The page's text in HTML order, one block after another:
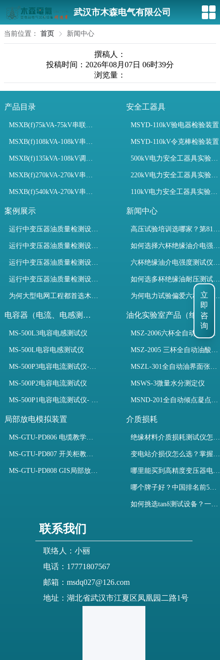
武汉市木森电气有限公司
当前位置： 首页 新闻中心
撰稿人：
投稿时间：2026年08月07日 06时39分
浏览量：
产品目录
MSXB(f)75kVA-75kV串联谐振装置
MSXB(f)108kVA-108kV串联谐振试验装置
MSXB(f)135kVA-108kV调频串联谐振试验装置
MSXB(f)270kVA-270kV串联谐振
MSXB(f)540kVA-270kV串联谐振试验装置
安全工器具
MSYD-110kV验电器检验装置
MSYD-110kV令克棒检验装置
500kV电力安全工器具实验室配置
220kV电力安全工器具实验室配置
110kV电力安全工器具实验室配置
案例展示
运行中变压器油质量检测设备有哪些优势？
运行中变压器油质量检测设备如何维护？
运行中变压器油质量检测设备包括哪些？
运行中变压器油质量检测设备如何选型？
为何大型电网工程都首选木森电气成套电力测试设备？
新闻中心
高压试验培训选哪家？第81期高电压试验技术培训班圆满收官！
如何选择六杯绝缘油介电强度测试仪提升变压器油检测效率？
六杯绝缘油介电强度测试仪如何选？规程与高效设备解析
如何选多杯绝缘油耐压测试仪？检测标准与选型推荐
为何电力试验偏爱六杯绝缘油介电强度测试仪？设备推荐
电容器（电流、电感测试）
MS-500L3电容电感测试仪
MS-500L电容电感测试仪
MS-500P3电容电流测试仪-3PT、两种4PT、1PT连接方式
MS-500P2电容电流测试仪
MS-500P1电容电流测试仪- 支持3PT、4PT、1PT
油化实验室产品（绝缘油）
MSZ-2006六杯全自动油酸值测定仪
MSZ-2005 三杯全自动油酸值测定仪
MSZL-301全自动油界面张力仪
MSWS-3微量水分测定仪
MSND-201全自动倾点凝点测试仪
局部放电模拟装置
MS-GTU-PD806 电缆教学用局部放电模拟装置
MS-GTU-PD807 开关柜教学用局部放电模拟装置
MS-GTU-PD808 GIS局部放电模拟系统
介质损耗
绝缘材料介质损耗测试仪怎么选？看木森电气B端定制如何升级测试效率
变电站介损仪怎么选？掌握采购要点-木森电气
哪里能买到高精度变压器电容量及介损测试仪？快速解决选型难题
哪个牌子好？中国排名前5介质损耗测试仪选型对比快速解决测量难题
如何挑选tanδ测试设备？一文掌握高压介质损耗测试仪采购核心
联系我们
联络人：小丽
电话：17771807567
邮箱：msdq027@126.com
地址：湖北省武汉市江夏区凤凰园二路1号
立
即
咨
询